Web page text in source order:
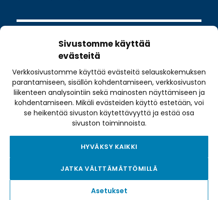
Sivustomme käyttää
evästeitä
Verkkosivustomme käyttää evästeitä selauskokemuksen
parantamiseen, sisällön kohdentamiseen, verkkosivuston
liikenteen analysointiin sekä mainosten näyttämiseen ja
kohdentamiseen. Mikäli evästeiden käyttö estetään, voi
se heikentää sivuston käytettävyyttä ja estää osa
sivuston toiminnoista.
HYVÄKSY KAIKKI
JATKA VÄLTTÄMÄTTÖMILLÄ
Asetukset
Valimotie 10
00380 Helsinki
toimisto@pyoraily.fi
+358 50 516 9590
Tietosuojaseloste
Evästekäytäntö